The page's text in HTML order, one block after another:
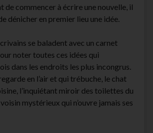
de commencer à écrire une nouvelle, il
dénicher en premier lieu une idée.
se baladent avec un carnet
noter toutes ces idées qui
dans les endroits les plus incongrus.
en l’air et qui trébuche, le chat
l’inquiétant miroir des toilettes du
mystérieux qui n’ouvre jamais ses